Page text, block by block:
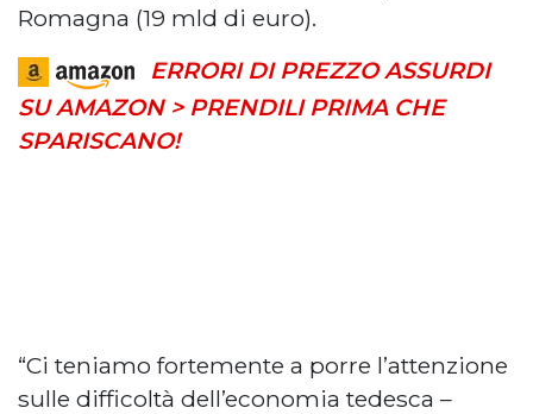
Romagna (19 mld di euro).
ERRORI DI PREZZO ASSURDI
SU AMAZON > PRENDILI PRIMA CHE
SPARISCANO!
“Ci teniamo fortemente a porre l’attenzione
sulle difficoltà dell’economia tedesca –